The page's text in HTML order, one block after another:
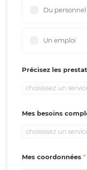
Du
Un emploi
Précisez les
choisissez un
Mes besoins
choisissez un
Mes coordonnées